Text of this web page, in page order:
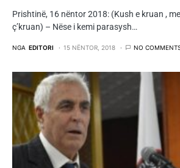
Prishtinë, 16 nëntor 2018: (Kush e kruan ,
ç’kruan) – Nëse i kemi parasysh…
NGA EDITORI 15 NËNTOR, 2018 NO